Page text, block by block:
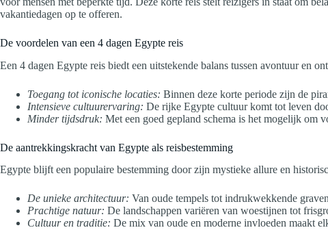
vakantiedagen op te offeren.
De voordelen van een 4 dagen Egypte reis
Een 4 dagen Egypte reis biedt een uitstekende balans tussen avontuur en
Toegang tot iconische locaties: Binnen deze korte periode zijn de
Intensieve cultuurervaring: De rijke Egypte cultuur komt tot leven
Minder tijdsdruk: Met een goed gepland schema is het mogelijk om
De aantrekkingskracht van Egypte als reisbestemming
Egypte blijft een populaire bestemming door zijn mystieke allure en
De unieke architectuur: Van oude tempels tot indrukwekkende
Prachtige natuur: De landschappen variëren van woestijnen tot
Cultuur en traditie: De mix van oude en moderne invloeden maakt